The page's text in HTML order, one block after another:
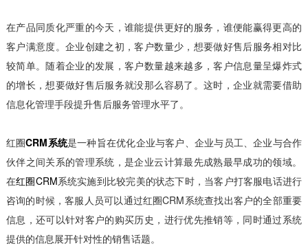
在产品同质化严重的今天，谁能提供更好的服务，谁便能赢得更高的
客户满意度。企业创建之初，客户数量少，想要做好售后服务相对比
较简单。随着企业的发展，客户数量越来越多，客户信息量呈爆炸式
的增长，想要做好售后服务就没那么容易了。这时，企业就需要借助
信息化管理手段提升售后服务管理水平了。
红圈CRM系统是一种旨在优化企业与客户、企业与员工、企业与合作
伙伴之间关系的管理系统，是企业云计算最先成熟最早成功的领域。
在红圈CRM系统实施到比较完美的状态下时，当客户打客服电话进行
咨询的时候，客服人员可以通过红圈CRM系统查找出客户的全部重要
信息，还可以针对客户的购买历史，进行优先推销等，同时通过系统
提供的信息展开针对性的销售话题。